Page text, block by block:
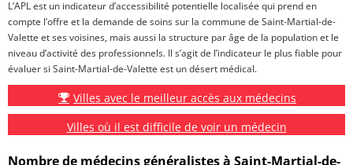
L’APL est un indicateur d’accessibilité potentielle localisée qui prend en
compte l’offre et la demande de soins sur la commune de Saint-Martial-de-
Valette et ses voisines, mais aussi la structure par âge de la population et le
niveau d’activité des professionnels. Il s’agit de l’indicateur le plus fiable pour
évaluer si Saint-Martial-de-Valette est un désert médical.
Villes avec le meilleur accès aux médecins
Villes où il est difficile de voir un médecin
Nombre de médecins généralistes à Saint-Martial-de-